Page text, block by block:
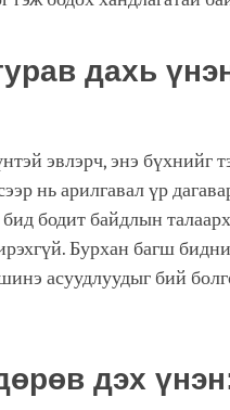
дахь
эвлэрч, энэ бүхнийг
нь арилгавал үр
бодит байдлын
Бурхан багш
асуудлуудыг бий
дэх